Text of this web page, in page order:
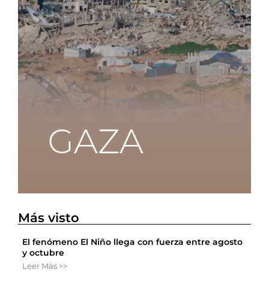
Más visto
El fenómeno El Niño llega con fuerza entre agosto
y octubre
Leer Más >>